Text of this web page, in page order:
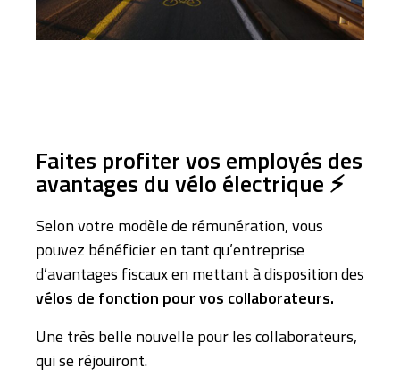
Faites profiter vos employés des
avantages du vélo électrique ⚡
Selon votre modèle de rémunération, vous
pouvez bénéficier en tant qu’entreprise
d’avantages fiscaux en mettant à disposition des
vélos de fonction pour vos collaborateurs.
Une très belle nouvelle pour les collaborateurs,
qui se réjouiront.